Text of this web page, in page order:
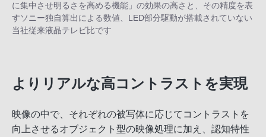
に集中させ明るさを高める機能」の効果の高さと、その精度を表
すソニー独自算出による数値、LED部分駆動が搭載されていない
当社従来液晶テレビ比です
よりリアルな高コントラストを実現
映像の中で、それぞれの被写体に応じてコントラストを
向上させるオブジェクト型の映像処理に加え、認知特性